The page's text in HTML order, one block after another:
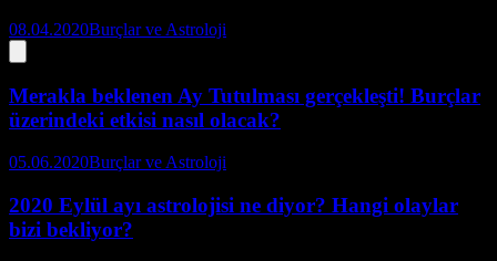
08.04.2020Burçlar ve Astroloji
Merakla beklenen Ay Tutulması gerçekleşti! Burçlar
üzerindeki etkisi nasıl olacak?
05.06.2020Burçlar ve Astroloji
2020 Eylül ayı astrolojisi ne diyor? Hangi olaylar
bizi bekliyor?